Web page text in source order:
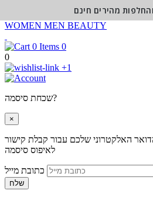
WOMEN MEN BEAUTY
0
0
+1
שכחת סיסמה?
×
האלקטרוני שלכם עבור קבלת קישור
לאיפוס סיסמה
שלח
מהירים חינם